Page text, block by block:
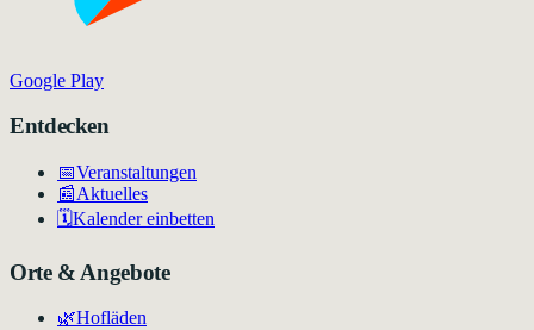
Google Play
Entdecken
📅Veranstaltungen
📰Aktuelles
🗓️Kalender einbetten
Orte & Angebote
🌿Hofläden